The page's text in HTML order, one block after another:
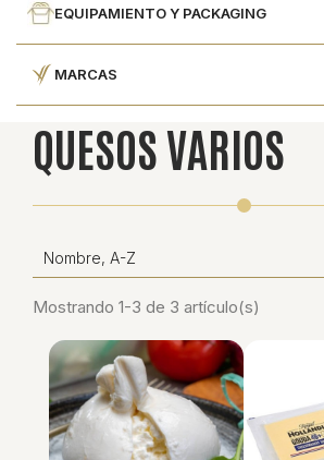
EQUIPAMIENTO Y PACKAGING
MARCAS
QUESOS VARIOS
Nombre, A-Z
Mostrando 1-3 de 3 artículo(s)